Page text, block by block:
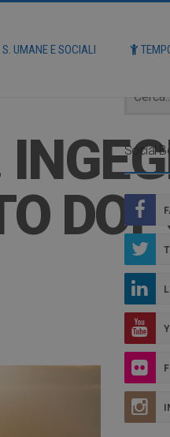
S. UMANE E SOCIALI
Social